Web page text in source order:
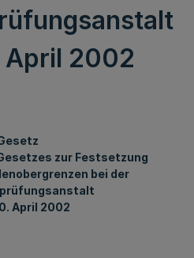
2002
zur Festsetzung
bei der
April 2002